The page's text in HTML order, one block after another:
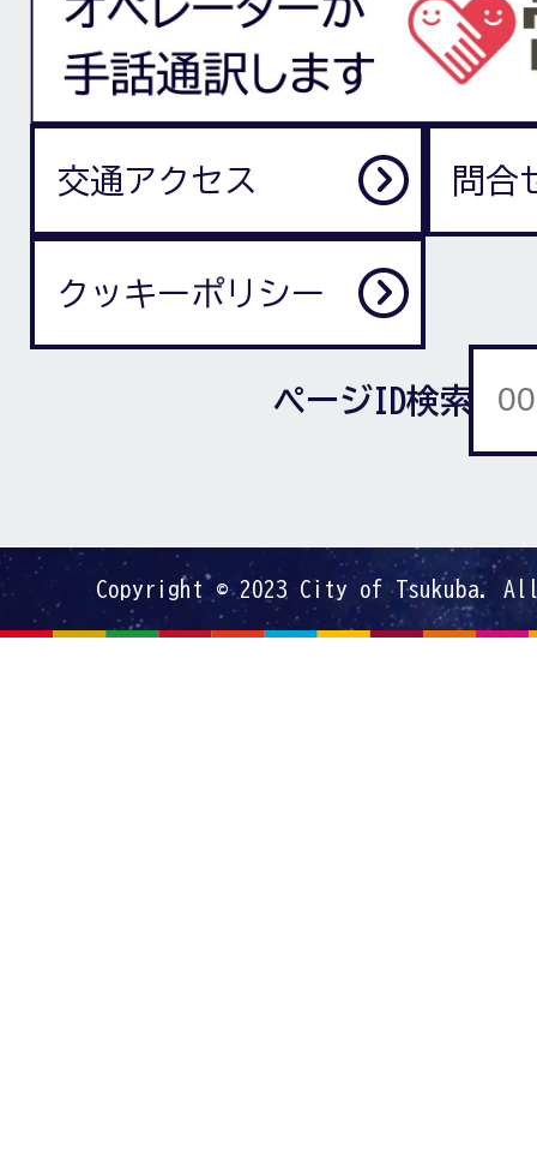
交通アクセス 問合
クッキーポリシー
ページID検索
Copyright © 2023 City of Tsukuba.